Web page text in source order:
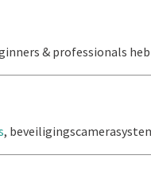
& professionals
,